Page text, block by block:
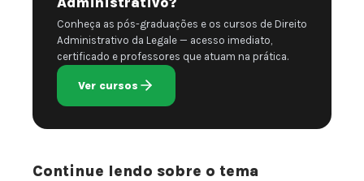
Conheça as pós-graduações e os cursos de Direito
Administrativo da Legale — acesso imediato,
certificado e professores que atuam na prática.
Ver cursos
Continue lendo sobre o tema